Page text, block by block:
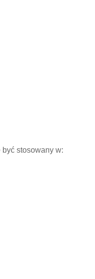
stosowany w: